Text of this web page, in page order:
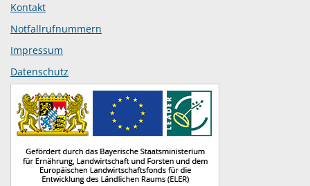
Kontakt
Notfallrufnummern
Impressum
Datenschutz